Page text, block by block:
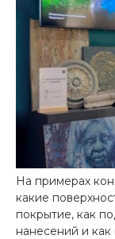
На примерах
какие
покрытие, как
нанесений и